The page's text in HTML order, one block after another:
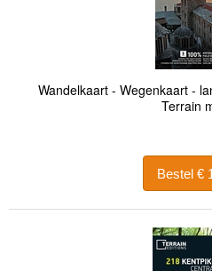
Wandelkaart - Wegenkaart -
Terrain